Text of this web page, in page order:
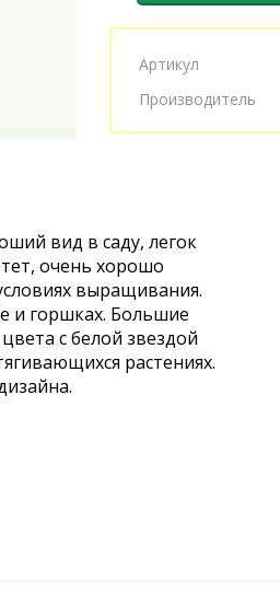
Артикул
Производитель
вид в саду, легок
очень хорошо
выращивания.
и горшках. Большие
с белой звездой
растениях.